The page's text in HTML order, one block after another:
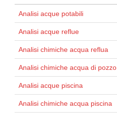
Analisi acque potabili
Analisi acque reflue
Analisi chimiche acqua reflua
Analisi chimiche acqua di pozzo
Analisi acque piscina
Analisi chimiche acqua piscina